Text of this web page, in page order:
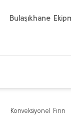
Bulaşıkhane
Konveksiyonel Fırın